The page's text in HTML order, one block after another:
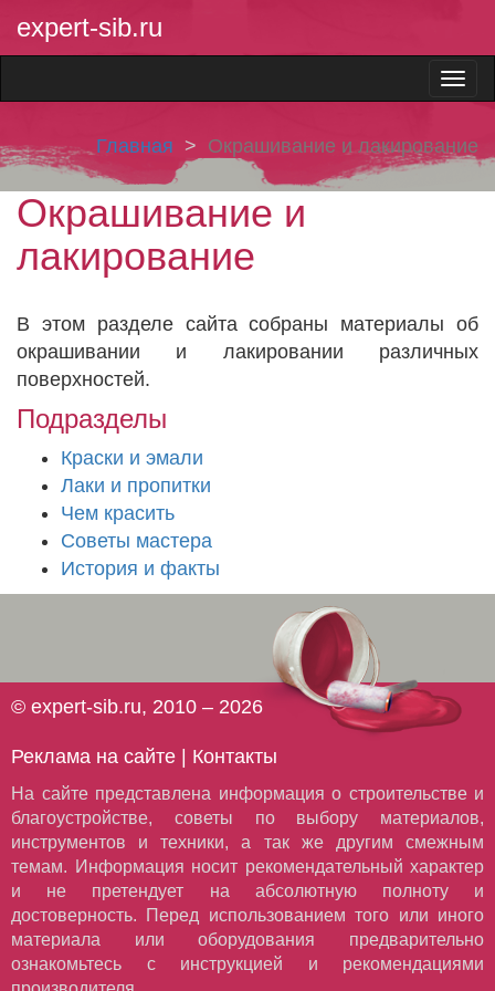
expert-sib.ru
Главная Окрашивание и лакирование
Окрашивание и
лакирование
В этом разделе сайта собраны материалы об
окрашивании и лакировании различных
поверхностей.
Подразделы
Краски и эмали
Лаки и пропитки
Чем красить
Советы мастера
История и факты
© expert-sib.ru, 2010 – 2026
Реклама на сайте Контакты
На сайте представлена информация о строительстве и
благоустройстве, советы по выбору материалов,
инструментов и техники, а так же другим смежным
темам. Информация носит рекомендательный характер
и не претендует на абсолютную полноту и
достоверность. Перед использованием того или иного
материала или оборудования предварительно
ознакомьтесь с инструкцией и рекомендациями